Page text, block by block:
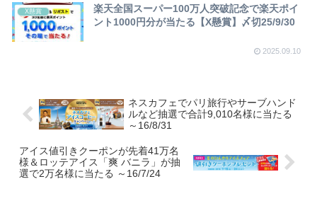
X懸賞
楽天全国スーパー100万人突破記念で楽天ポイ
ント1000円分が当たる【X懸賞】〆切25/9/30
2025.09.10
ネスカフェでパリ旅行やサーブハンド
ルなど抽選で合計9,010名様に当たる
～16/8/31
アイス値引きクーポンが先着41万名
様＆ロッテアイス「爽 バニラ」が抽
選で2万名様に当たる ～16/7/24